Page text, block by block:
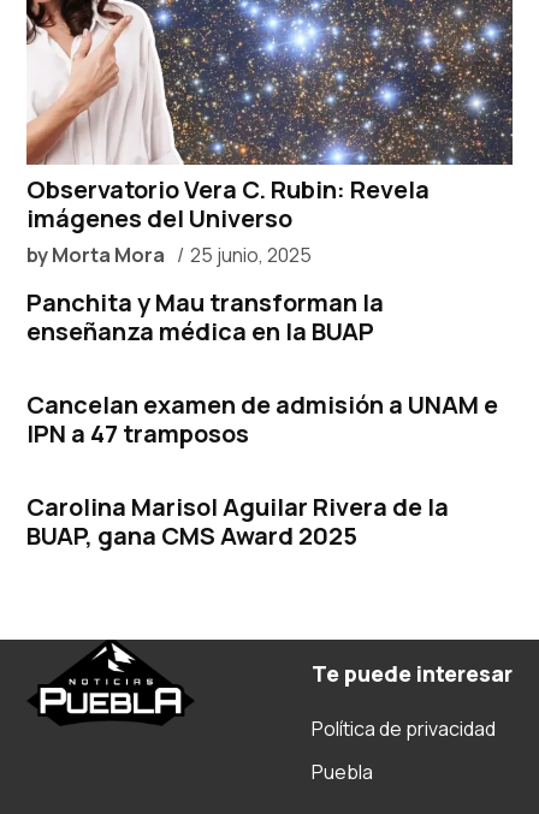
Observatorio Vera C. Rubin: Revela
imágenes del Universo
byMorta Mora 25 junio, 2025
Panchita y Mau transforman la
enseñanza médica en la BUAP
Cancelan examen de admisión a UNAM e
IPN a 47 tramposos
Carolina Marisol Aguilar Rivera de la
BUAP, gana CMS Award 2025
Te puede interesar
Política de privacidad
Puebla